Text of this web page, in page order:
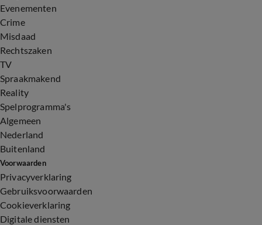
Evenementen
Crime
Misdaad
Rechtszaken
TV
Spraakmakend
Reality
Spelprogramma's
Algemeen
Nederland
Buitenland
Voorwaarden
Privacyverklaring
Gebruiksvoorwaarden
Cookieverklaring
Digitale diensten